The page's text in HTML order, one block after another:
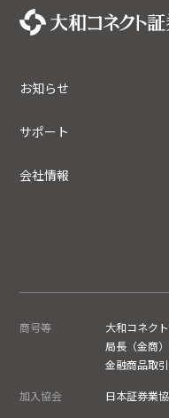
お知らせ
サポート
会社情報
商号等
大和コネク
局長（金商
金融商品取
加入協会 日本証券業